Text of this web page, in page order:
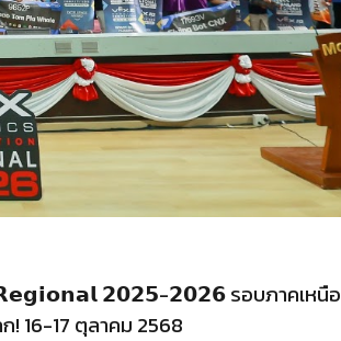
𝟮𝟬𝟮𝟱-𝟮𝟬𝟮𝟲 รอบภาคเหนือ
16-17 ตุลาคม 2568